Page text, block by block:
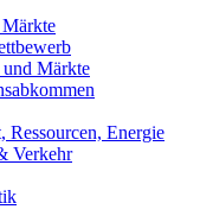
Märkte
Energie
Verkehr